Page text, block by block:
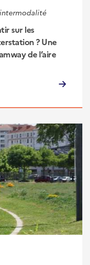
sur les
? Une
de l’aire